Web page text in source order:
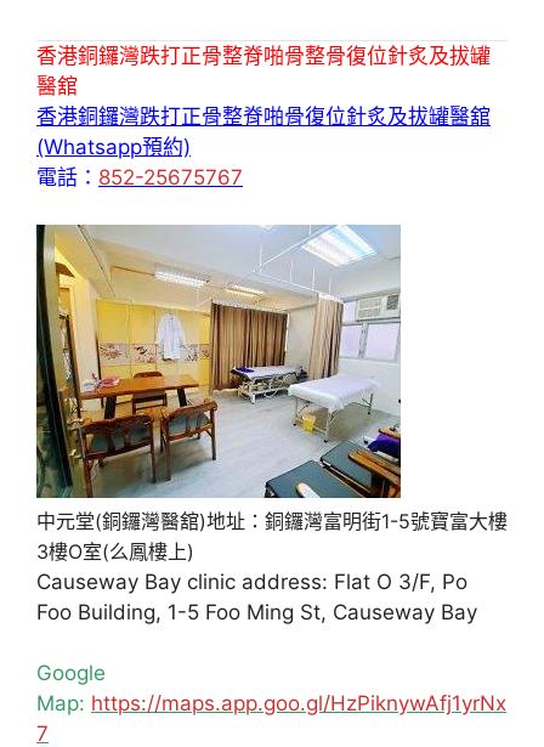
香港銅鑼灣跌打正骨整脊啪骨整骨復位針炙及拔罐
醫舘
香港銅鑼灣跌打正骨整脊啪骨復位針炙及拔罐醫舘
(Whatsapp預約)
電話： 852-25675767
中元堂(銅鑼灣醫舘)地址：銅鑼灣富明街1-5號寶富大樓
3樓O室(么鳳樓上)
Causeway Bay clinic address: Flat O 3/F, Po
Foo Building, 1-5 Foo Ming St, Causeway Bay
Google
Map: https://maps.app.goo.gl/HzPiknywAfj1yrNx
7